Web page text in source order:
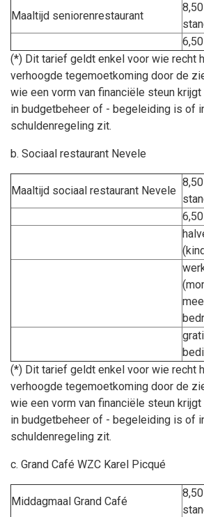
Maaltijd seniorenrestaurant
(*) Dit tarief geldt enkel voor wie recht
verhoogde tegemoetkoming door de
wie een vorm van financiële steun krijgt
in budgetbeheer of - begeleiding is of
schuldenregeling zit.
b. Sociaal restaurant Nevele
Maaltijd sociaal restaurant Nevele
(*) Dit tarief geldt enkel voor wie recht
verhoogde tegemoetkoming door de
wie een vorm van financiële steun krijgt
in budgetbeheer of - begeleiding is of
schuldenregeling zit.
c. Grand Café WZC Karel Picqué
Middagmaal Grand Café